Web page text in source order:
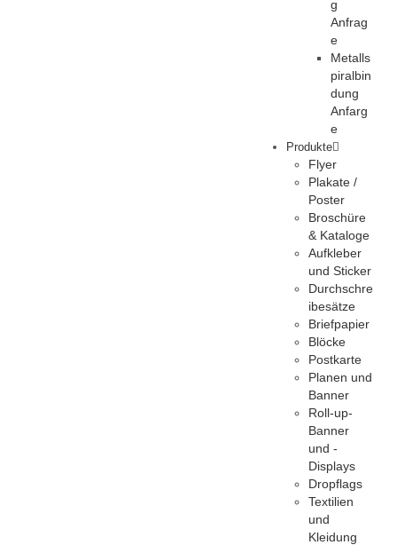
g
Anfrag
e
Metalls
piralbin
dung
Anfarg
e
Produkte
Flyer
Plakate /
Poster
Broschüre
& Kataloge
Aufkleber
und Sticker
Durchschre
ibesätze
Briefpapier
Blöcke
Postkarte
Planen und
Banner
Roll-up-
Banner
und -
Displays
Dropflags
Textilien
und
Kleidung